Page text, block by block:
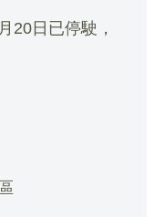
20日已停駛，